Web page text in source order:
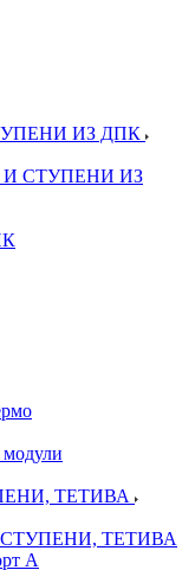
ИЗ ДПК
СТУПЕНИ ИЗ
ТЕТИВА
ТЕТИВА
А